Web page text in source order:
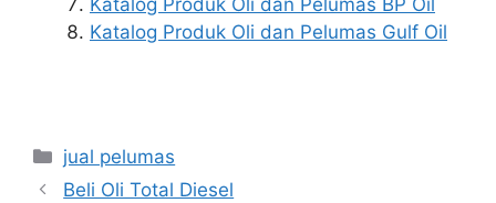
Katalog Produk Oli dan Pelumas BP Oil
Katalog Produk Oli dan Pelumas Gulf Oil
jual pelumas
Beli Oli Total Diesel